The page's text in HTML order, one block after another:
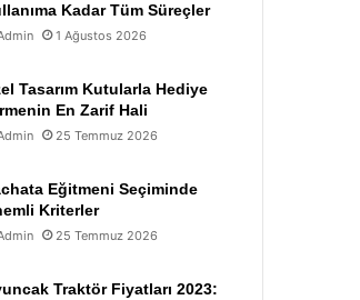
Kadar Tüm Süreçler
1 Ağustos 2026
Tasarım Kutularla Hediye
En Zarif Hali
25 Temmuz 2026
Eğitmeni Seçiminde
Kriterler
25 Temmuz 2026
Traktör Fiyatları 2023: